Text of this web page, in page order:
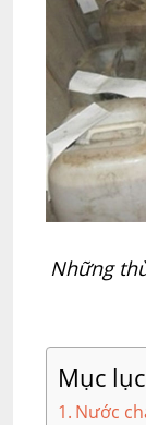
Những
Mục lục
Nước